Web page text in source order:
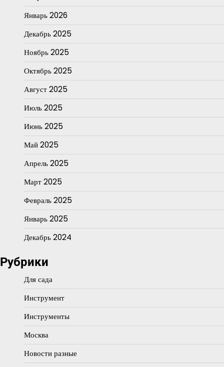
Январь 2026
Декабрь 2025
Ноябрь 2025
Октябрь 2025
Август 2025
Июль 2025
Июнь 2025
Май 2025
Апрель 2025
Март 2025
Февраль 2025
Январь 2025
Декабрь 2024
Рубрики
Для сада
Инструмент
Инструменты
Москва
Новости разные